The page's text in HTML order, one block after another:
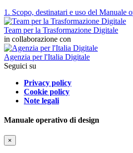
1. Scopo, destinatari e uso del Manuale
Team per la Trasformazione Digitale
in collaborazione con
Agenzia per l'Italia Digitale
Seguici su
Privacy policy
Cookie policy
Note legali
Manuale operativo di design
×